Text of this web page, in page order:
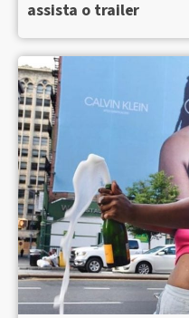
assista o trailer